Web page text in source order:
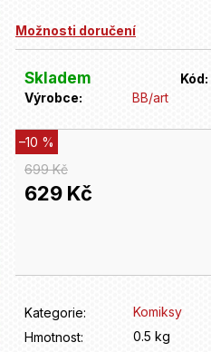
Možnosti doručení
Skladem Kód:
Výrobce:
BB/art
699 Kč
–10 %
629 Kč
Kategorie:
Komiksy
Hmotnost:
0.5 kg
D
o
p
o
u
č
m
e